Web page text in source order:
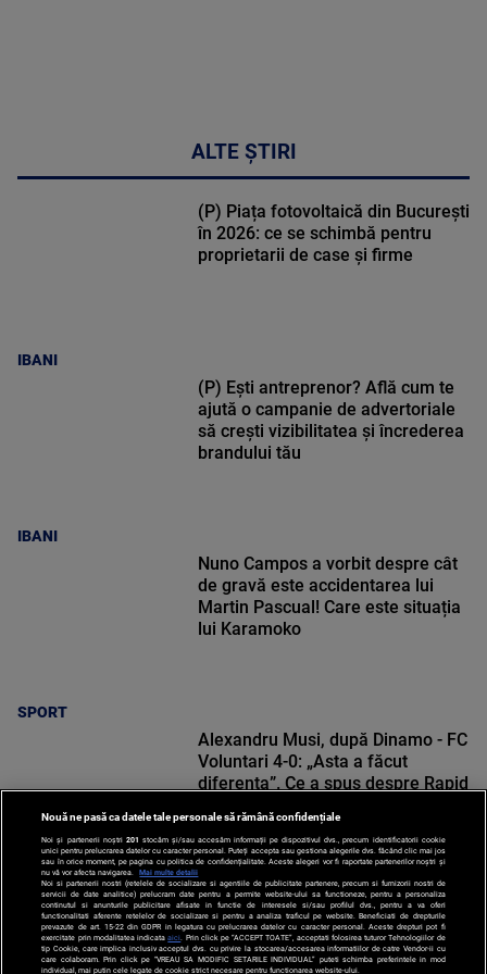
ALTE ȘTIRI
IBANI
(P) Piața fotovoltaică din București
în 2026: ce se schimbă pentru
proprietarii de case și firme
IBANI
(P) Ești antreprenor? Află cum te
ajută o campanie de advertoriale
să crești vizibilitatea și încrederea
brandului tău
SPORT
Nuno Campos a vorbit despre cât
de gravă este accidentarea lui
Martin Pascual! Care este situația
lui Karamoko
SPORT
Alexandru Musi, după Dinamo - FC
Voluntari 4-0: „Asta a făcut
diferența”. Ce a spus despre Rapid
Nouă ne pasă ca datele tale personale să rămână confidențiale
Noi și partenerii noștri 201 stocăm și/sau accesăm informații pe dispozitivul dvs., precum identificatorii cookie
unici pentru prelucrarea datelor cu caracter personal. Puteți accepta sau gestiona alegerile dvs. făcând clic mai jos
sau în orice moment, pe pagina cu politica de confidențialitate. Aceste alegeri vor fi raportate partenerilor noștri și
nu vă vor afecta navigarea.
Mai multe detalii
Noi si partenerii nostri (retelele de socializare si agentiile de publicitate partenere, precum si furnizorii nostri de
servicii de date analitice) prelucram date pentru a permite website-ului sa functioneze, pentru a personaliza
continutul si anunturile publicitare afisate in functie de interesele si/sau profilul dvs., pentru a va oferi
functionalitati aferente retelelor de socializare si pentru a analiza traficul pe website. Beneficiati de drepturile
prevazute de art. 15-22 din GDPR in legatura cu prelucrarea datelor cu caracter personal. Aceste drepturi pot fi
exercitate prin modalitatea indicataaici . Prin click pe “ACCEPT TOATE”, acceptati folosirea tuturor Tehnologiilor de
tip Cookie, care implica inclusiv acceptul dvs. cu privire la stocarea/accesarea informatiilor de catre Vendor-ii cu
care colaboram. Prin click pe “VREAU SA MODIFIC SETARILE INDIVIDUAL” puteti schimba preferintele in mod
individual, mai putin cele legate de cookie strict necesare pentru functionarea website-ului.